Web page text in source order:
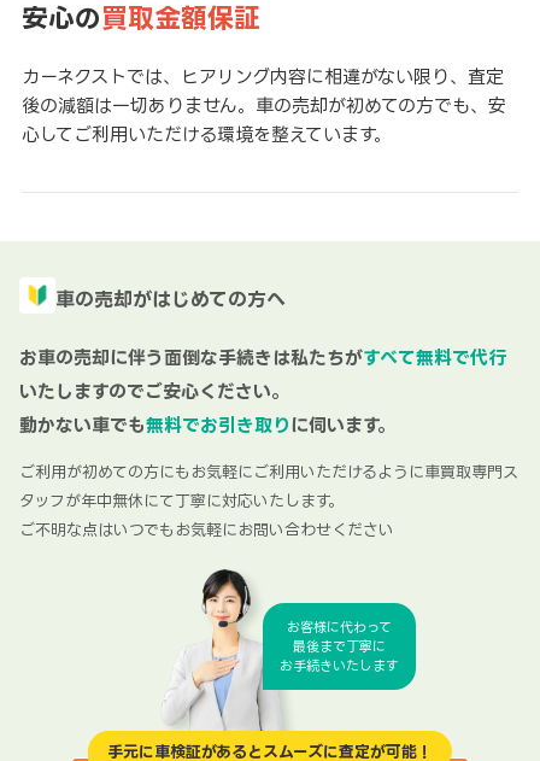
安心の買取金額保証
カーネクストでは、ヒアリング内容に相違がない限り、査定
後の減額は一切ありません。車の売却が初めての方でも、安
心してご利用いただける環境を整えています。
車の売却がはじめての方へ
お車の売却に伴う面倒な手続きは私たちがすべて無料で代行
いたしますのでご安心ください。
動かない車でも無料でお引き取りに伺います。
ご利用が初めての方にもお気軽にご利用いただけるように車買取専門ス
タッフが年中無休にて丁寧に対応いたします。
ご不明な点はいつでもお気軽にお問い合わせください
お客様に代わって
最後まで丁寧に
お手続きいたします
手元に車検証があるとスムーズに査定が可能！